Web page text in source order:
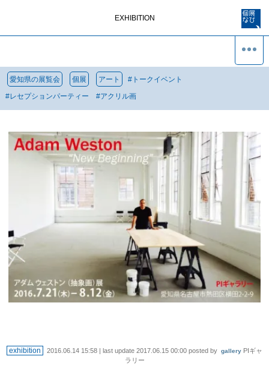
EXHIBITION
愛知県の展覧会 個展 アート # トークイベント
#レセプションパーティー #アクリル画
exhibition 2016.06.14 15:58 | last update 2017.06.15 00:00 posted by gallery PIギャ
ラリー